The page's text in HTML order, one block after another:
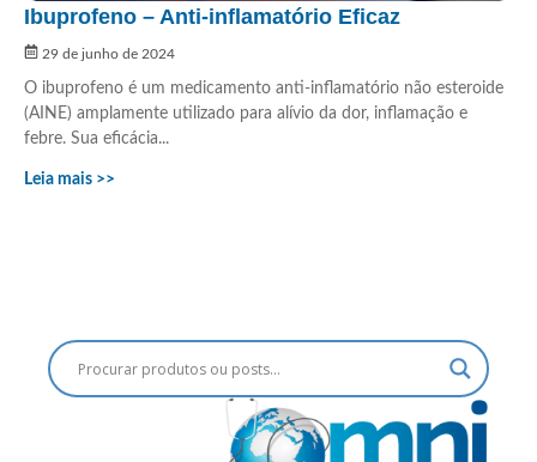
Ibuprofeno – Anti-inflamatório Eficaz
29 de junho de 2024
O ibuprofeno é um medicamento anti-inflamatório não esteroide
(AINE) amplamente utilizado para alívio da dor, inflamação e
febre. Sua eficácia...
Leia mais >>